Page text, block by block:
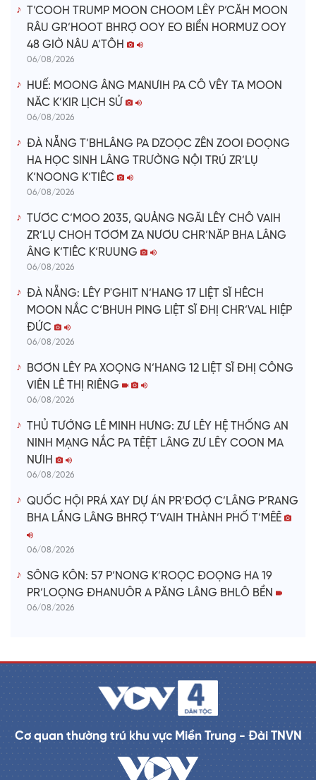
T’COOH TRUMP MOON CHOOM LÊY P’CĂH MOON
RÂU GR’HOOT BHRỢ OOY EO BIỂN HORMUZ OOY
48 GIỜ NÂU A’TÔH
06/08/2026
HUẾ: MOONG ÂNG MANƯIH PA CÔ VÊY TA MOON
NĂC K’KIR LỊCH SỬ
06/08/2026
ĐÀ NẴNG T’BHLÂNG PA DZOỌC ZÊN ZOOI ĐOỌNG
HA HỌC SINH LÂNG TRƯỜNG NỘI TRÚ ZR’LỤ
K’NOONG K’TIÊC
06/08/2026
TƯƠC C’MOO 2035, QUẢNG NGÃI LÊY CHÔ VAIH
ZR’LỤ CHOH TƠƠM ZA NƯƠU CHR’NĂP BHA LÂNG
ÂNG K’TIÊC K’RUUNG
06/08/2026
ĐÀ NẴNG: LÊY P'GHIT N’HANG 17 LIỆT SĨ HÊCH
MOON NẮC C’BHUH PING LIỆT SĨ ĐHỊ CHR’VAL HIỆP
ĐỨC
06/08/2026
BƠƠN LÊY PA XOỌNG N’HANG 12 LIỆT SĨ ĐHỊ CÔNG
VIÊN LÊ THỊ RIÊNG
06/08/2026
THỦ TƯỚNG LÊ MINH HƯNG: ZƯ LÊY HỆ THỐNG AN
NINH MẠNG NẮC PA TÊỆT LÂNG ZƯ LÊY COON MA
NƯIH
06/08/2026
QUỐC HỘI PRÁ XAY DỰ ÁN PR’ĐƠỢ C’LÂNG P’RANG
BHA LẦNG LÂNG BHRỢ T’VAIH THÀNH PHỐ T’MÊÊ
06/08/2026
SÔNG KÔN: 57 P’NONG K’ROỌC ĐOỌNG HA 19
PR’LOỌNG ĐHANUÔR A PĂNG LÂNG BHLÔ BỀN
06/08/2026
Cơ quan thường trú khu vực Miền Trung - Đài TNVN